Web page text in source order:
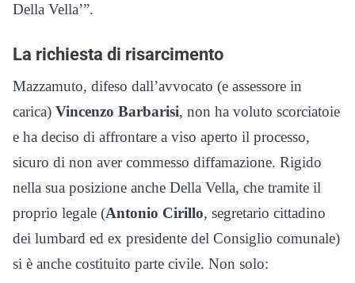
Della Vella’”.
La richiesta di risarcimento
Mazzamuto, difeso dall’avvocato (e assessore in
carica) Vincenzo Barbarisi, non ha voluto scorciatoie
e ha deciso di affrontare a viso aperto il processo,
sicuro di non aver commesso diffamazione. Rigido
nella sua posizione anche Della Vella, che tramite il
proprio legale (Antonio Cirillo, segretario cittadino
dei lumbard ed ex presidente del Consiglio comunale)
si è anche costituito parte civile. Non solo: